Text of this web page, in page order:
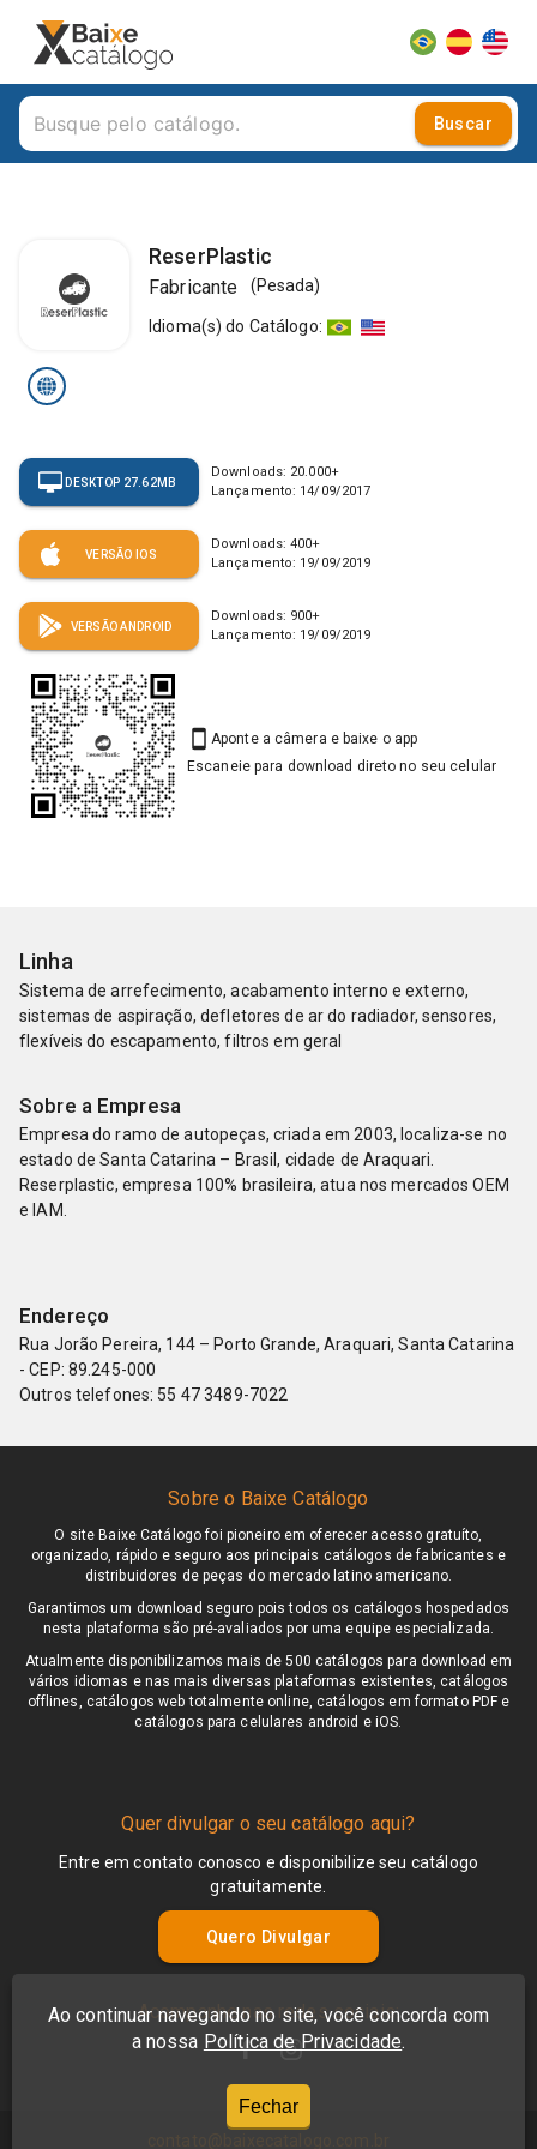
Buscar
ReserPlastic
Fabricante (Pesada)
Idioma(s) do Catálogo:
DESKTOP 27.62MB
Downloads: 20.000+
Lançamento: 14/09/2017
VERSÃO IOS
Downloads:400+
Lançamento: 19/09/2019
VERSÃO ANDROID
Downloads: 900+
Lançamento: 19/09/2019
Aponte a câmera e baixe o app
Escaneie para download direto no seu celular
Linha
Sistema de arrefecimento, acabamento interno e externo,
sistemas de aspiração, defletores de ar do radiador, sensores,
flexíveis do escapamento, filtros em geral
Sobre a Empresa
Empresa do ramo de autopeças, criada em 2003, localiza-se no
estado de Santa Catarina – Brasil, cidade de Araquari.
Reserplastic, empresa 100% brasileira, atua nos mercados OEM
e IAM.
Endereço
Rua Jorão Pereira, 144 – Porto Grande, Araquari, Santa Catarina
- CEP: 89.245-000
Outros telefones: 55 47 3489-7022
Sobre o Baixe Catálogo
O site Baixe Catálogo foi pioneiro em oferecer acesso gratuíto,
organizado, rápido e seguro aos principais catálogos de fabricantes e
distribuidores de peças do mercado latino americano.
Garantimos um download seguro pois todos os catálogos hospedados
nesta plataforma são pré-avaliados por uma equipe especializada.
Atualmente disponibilizamos mais de 500 catálogos para download em
vários idiomas e nas mais diversas plataformas existentes, catálogos
offlines, catálogos web totalmente online, catálogos em formato PDF e
catálogos para celulares android e iOS.
Quer divulgar o seu catálogo aqui?
Entre em contato conosco e disponibilize seu catálogo
gratuitamente.
Quero Divulgar
Acompanhe nas redes sociais:
Ao continuar navegando no site, você concorda com
a nossa Política de Privacidade.
Fechar